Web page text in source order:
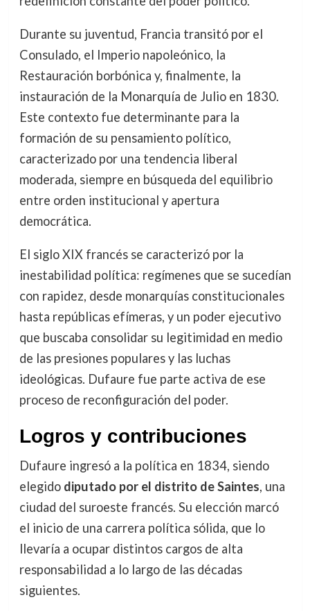
Durante su juventud, Francia transitó por el
Consulado, el Imperio napoleónico, la
Restauración borbónica y, finalmente, la
instauración de la Monarquía de Julio en 1830.
Este contexto fue determinante para la
formación de su pensamiento político,
caracterizado por una tendencia liberal
moderada, siempre en búsqueda del equilibrio
entre orden institucional y apertura
democrática.
El siglo XIX francés se caracterizó por la
inestabilidad política: regímenes que se sucedían
con rapidez, desde monarquías constitucionales
hasta repúblicas efímeras, y un poder ejecutivo
que buscaba consolidar su legitimidad en medio
de las presiones populares y las luchas
ideológicas. Dufaure fue parte activa de ese
proceso de reconfiguración del poder.
Logros y contribuciones
Dufaure ingresó a la política en 1834, siendo
elegido diputado por el distrito de Saintes, una
ciudad del suroeste francés. Su elección marcó
el inicio de una carrera política sólida, que lo
llevaría a ocupar distintos cargos de alta
responsabilidad a lo largo de las décadas
siguientes.